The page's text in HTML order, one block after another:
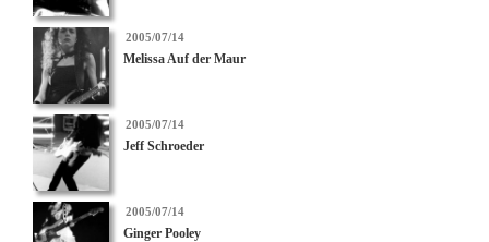
投
稿
2005/07/14
Melissa Auf der Maur
投
稿
2005/07/14
Jeff Schroeder
投
稿
2005/07/14
Ginger Pooley